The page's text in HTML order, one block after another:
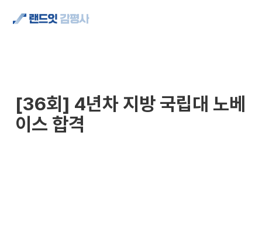
[36회] 4년차 지방 국립대 노베
이스 합격